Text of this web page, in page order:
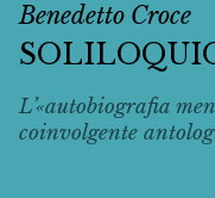
Benedetto Croce
L’«autobiografia
coinvolgente